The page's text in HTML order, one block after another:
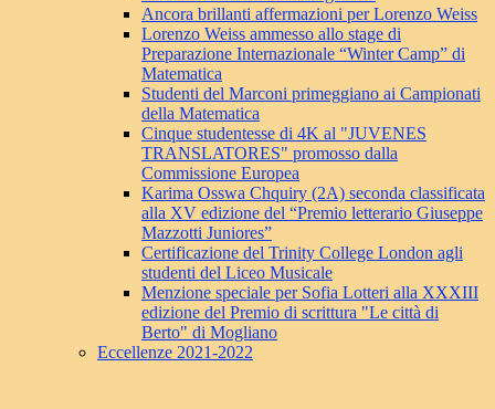
Ancora brillanti affermazioni per Lorenzo Weiss
Lorenzo Weiss ammesso allo stage di
Preparazione Internazionale “Winter Camp” di
Matematica
Studenti del Marconi primeggiano ai Campionati
della Matematica
Cinque studentesse di 4K al "JUVENES
TRANSLATORES" promosso dalla
Commissione Europea
Karima Osswa Chquiry (2A) seconda classificata
alla XV edizione del “Premio letterario Giuseppe
Mazzotti Juniores”
Certificazione del Trinity College London agli
studenti del Liceo Musicale
Menzione speciale per Sofia Lotteri alla XXXIII
edizione del Premio di scrittura "Le città di
Berto" di Mogliano
Eccellenze 2021-2022